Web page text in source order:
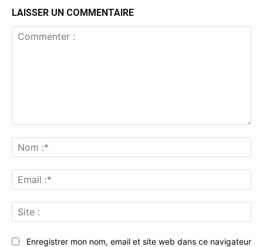
LAISSER UN COMMENTAIRE
:*
:*
:
Enregistrer mon nom, email et site web dans ce navigateur